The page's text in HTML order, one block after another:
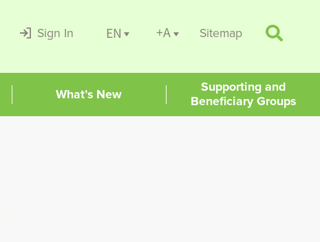
Sign In EN +A Sitemap
What’s New
Supporting and
Beneficiary Groups